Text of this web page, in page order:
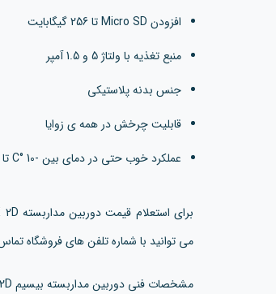
افزودن Micro SD تا 256 گیگابایت
منبع تغذیه با ولتاژ 5 و 1.5 آمپر
جنس بدنه پلاستیکی
قابلیت چرخش در همه ی زوایا
عملکرد خوب حتی در دمای بین -10 °C تا 45 °C
می توانید با شماره تلفن های فروشگاه
مشخصات فنی دوربین مداربسته بیسیم IMOU REX 2D مدل IPC-GK2DP-5C0W